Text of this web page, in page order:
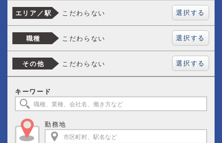
エリア／駅 こだわらない 選択する
職種 こだわらない 選択する
その他 こだわらない 選択する
キーワード
勤務地